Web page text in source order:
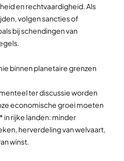
en rechtvaardigheid. Als
volgen sancties of
bij schendingen van
binnen planetaire grenzen
ter discussie worden
economische groei moeten
rijke landen: minder
herverdeling van welvaart,
winst.